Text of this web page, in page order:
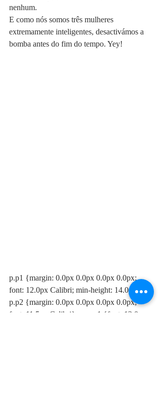
nenhum.
E como nós somos três mulheres
extremamente inteligentes, desactivámos a
bomba antes do fim do tempo. Yey!
p.p1 {margin: 0.0px 0.0px 0.0px 0.0px;
font: 12.0px Calibri; min-height: 14.0px}
p.p2 {margin: 0.0px 0.0px 0.0px 0.0px;
font: 11.5px Calibri} span.s1 {font: 12.0px